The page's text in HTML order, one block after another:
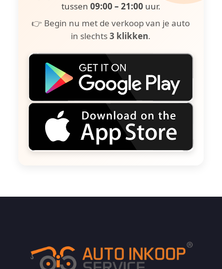
tussen 09:00 – 21:00 uur.
👉 Begin nu met de verkoop van je auto
in slechts3 klikken.